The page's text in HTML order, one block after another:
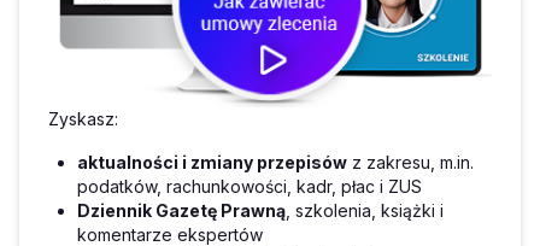
Zyskasz:
aktualności i zmiany przepisów z zakresu, m.in.
podatków, rachunkowości, kadr, płac i ZUS
Dziennik Gazetę Prawną , szkolenia, książki i
komentarze ekspertów